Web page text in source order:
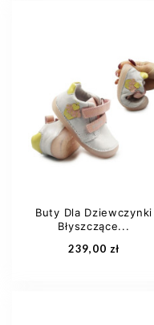
22
23
24
Dodaj do koszyka
Buty Dla Dziewczynki
Błyszczące...
239,00 zł